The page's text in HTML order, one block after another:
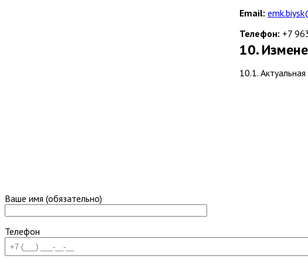
Email:
Телефон: +7
10.
10.1.
Ваше имя (обязательно)
Телефон